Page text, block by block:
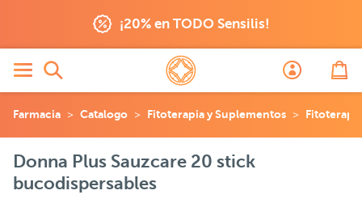
¡20% en TODO Sensilis!
Farmacia Catalogo Fitoterapia y Suplementos Fitoterapia
Donna Plus Sauzcare 20 stick
bucodispersables